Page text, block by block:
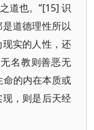
道也。”[15] 识
道德理性所以
实的人性，还
名教则善恶无
命的内在本质或
，则是后天经